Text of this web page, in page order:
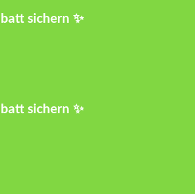
sichern ✨
sichern ✨